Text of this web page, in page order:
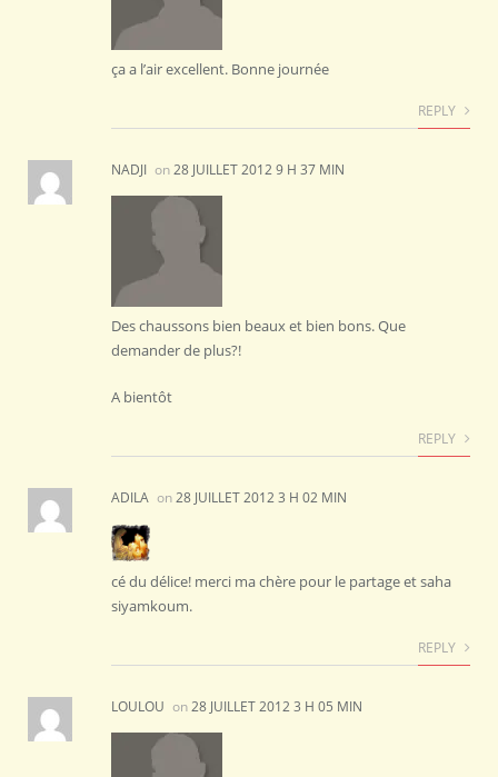
ça a l’air excellent. Bonne journée
REPLY
NADJI on28 JUILLET 2012 9 H 37 MIN
Des chaussons bien beaux et bien bons. Que
demander de plus?!
A bientôt
REPLY
ADILA on28 JUILLET 2012 3 H 02 MIN
cé du délice! merci ma chère pour le partage et saha
siyamkoum.
REPLY
LOULOU on28 JUILLET 2012 3 H 05 MIN